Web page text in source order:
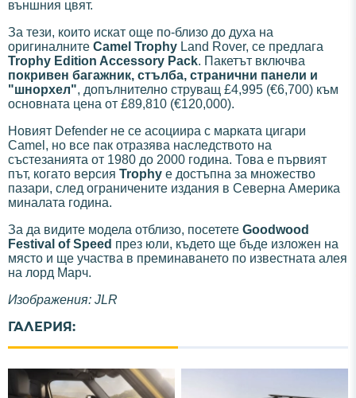
външния цвят.
За тези, които искат още по-близо до духа на
оригиналните Camel Trophy Land Rover, се предлага
Trophy Edition Accessory Pack. Пакетът включва
покривен багажник, стълба, странични панели и
"шнорхел", допълнително струващ £4,995 (€6,700) към
основната цена от £89,810 (€120,000).
Новият Defender не се асоциира с марката цигари
Camel, но все пак отразява наследството на
състезанията от 1980 до 2000 година. Това е първият
път, когато версия Trophy е достъпна за множество
пазари, след ограничените издания в Северна Америка
миналата година.
За да видите модела отблизо, посетете Goodwood
Festival of Speed през юли, където ще бъде изложен на
място и ще участва в преминаването по известната алея
на лорд Марч.
Изображения: JLR
ГАЛЕРИЯ: